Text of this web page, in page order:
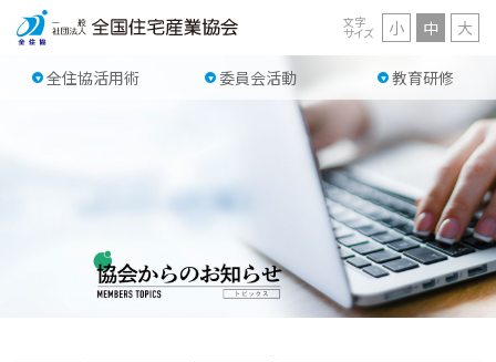
全住協活用術 委員会活動 教育研修
文字
サイズ 小 中 大